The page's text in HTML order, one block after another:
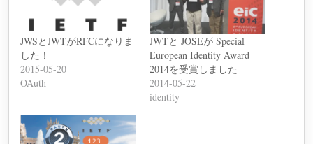
JWSとJWTがRFCになりま
した！
2015-05-20
OAuth
JWTと JOSEが Special
European Identity Award
2014を受賞しました
2014-05-22
identity